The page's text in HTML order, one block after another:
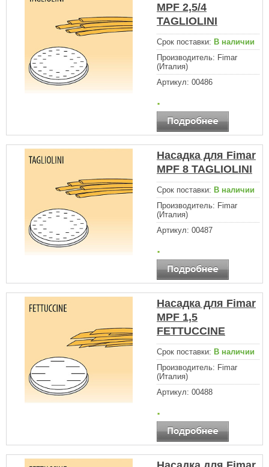
MPF 2,5/4
TAGLIOLINI
Срок поставки: В наличии
Производитель: Fimar
(Италия)
Артикул: 00486
.
Насадка для Fimar
MPF 8 TAGLIOLINI
Срок поставки: В наличии
Производитель: Fimar
(Италия)
Артикул: 00487
.
Насадка для Fimar
MPF 1,5
FETTUCCINE
Срок поставки: В наличии
Производитель: Fimar
(Италия)
Артикул: 00488
.